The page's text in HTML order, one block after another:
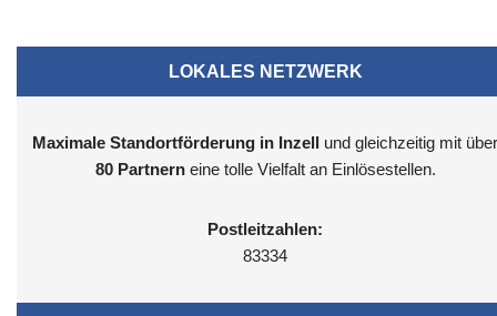
LOKALES NETZWERK
Maximale Standortförderung in Inzell und gleichzeitig mit über
80 Partnerneine tolle Vielfalt an Einlösestellen.
Postleitzahlen:
83334